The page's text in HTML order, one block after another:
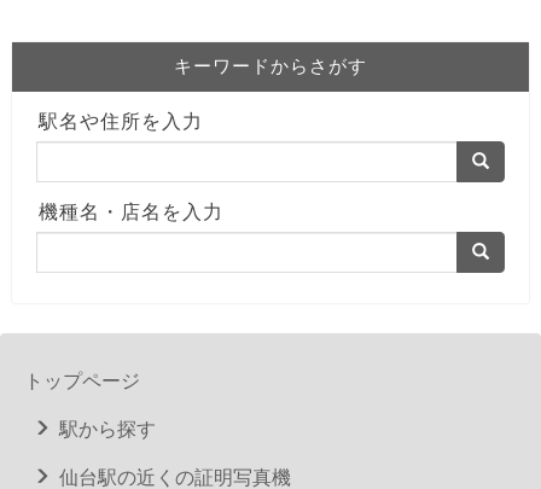
キーワードからさがす
駅名や住所を入力
機種名・店名を入力
トップページ
駅から探す
仙台駅の近くの証明写真機